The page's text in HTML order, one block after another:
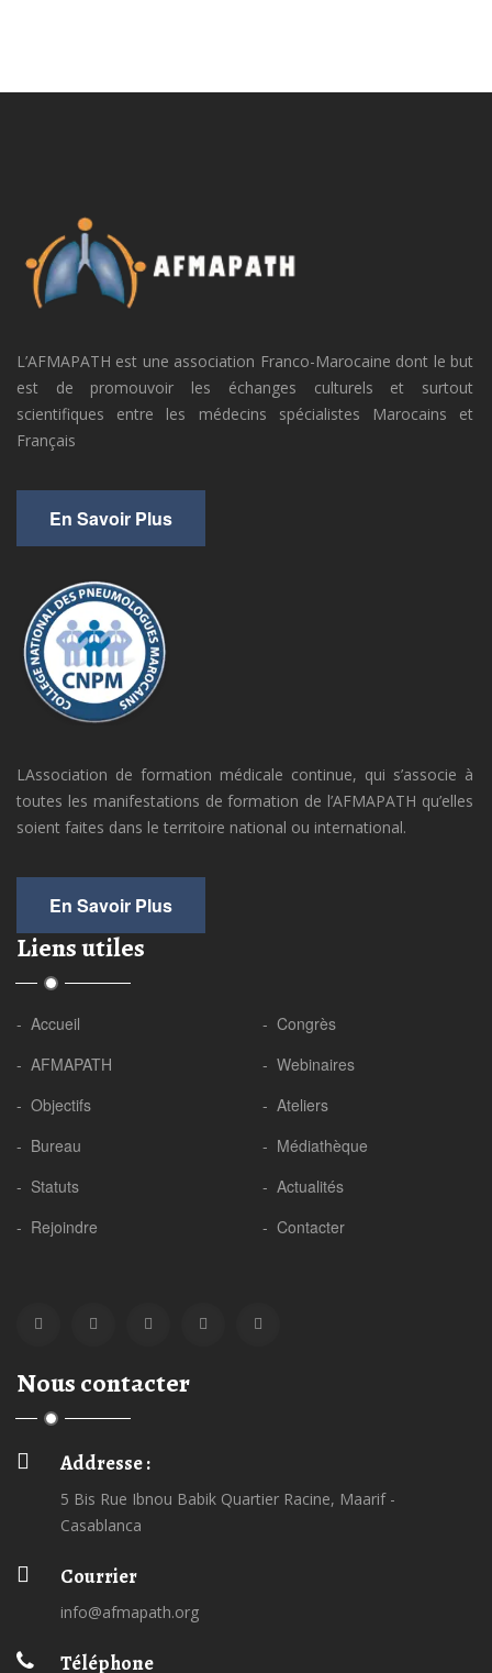
L’AFMAPATH est une association Franco-Marocaine dont le but
est de promouvoir les échanges culturels et surtout
scientifiques entre les médecins spécialistes Marocains et
Français
En Savoir Plus
LAssociation de formation médicale continue, qui s’associe à
toutes les manifestations de formation de l’AFMAPATH qu’elles
soient faites dans le territoire national ou international.
En Savoir Plus
Liens utiles
- Accueil
- AFMAPATH
- Objectifs
- Bureau
- Statuts
- Rejoindre
- Congrès
- Webinaires
- Ateliers
- Médiathèque
- Actualités
- Contacter
Nous contacter
Addresse :
5 Bis Rue Ibnou Babik Quartier Racine, Maarif -
Casablanca
Courrier
info@afmapath.org
Téléphone